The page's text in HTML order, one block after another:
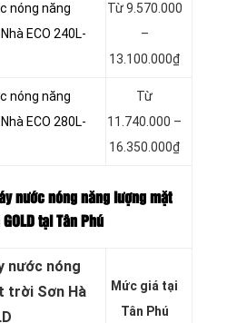
nóng năng
ECO 240L-
Từ 9.570.000
–
13.100.000₫
nóng năng
ECO 280L-
Từ
11.740.000 –
16.350.000₫
nước nóng năng lượng mặt
tại Tân Phú
nước nóng
trời Sơn Hà
Mức giá tại
Tân Phú